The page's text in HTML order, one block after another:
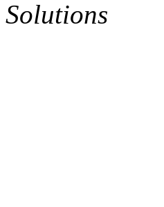
Solutions